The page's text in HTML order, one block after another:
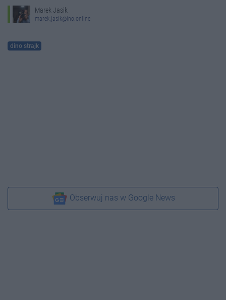
Marek Jasik
marek.jasik@ino.online
dino strajk
Obserwuj nas w Google News